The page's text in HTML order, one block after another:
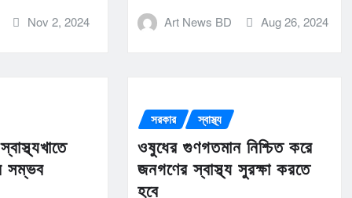
Nov 2, 2024 Art News BD Aug 26, 2024
সম্ভব
সরকার স্বাস্থ্য
ওষুধের গুণগতমান নিশ্চিত করে
জনগণের স্বাস্থ্য সুরক্ষা করতে
হবে